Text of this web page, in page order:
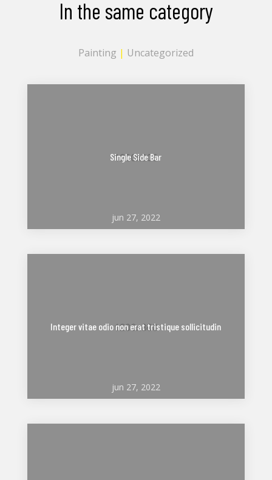
In the same category
Painting | Uncategorized
Single Side Bar
jun 27, 2022
Integer vitae odio non erat tristique sollicitudin
jun 27, 2022